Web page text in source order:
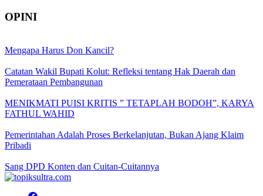
OPINI
Mengapa Harus Don Kancil?
Catatan Wakil Bupati Kolut: Refleksi tentang Hak Daerah dan
Pemerataan Pembangunan
MENIKMATI PUISI KRITIS ” TETAPLAH BODOH”, KARYA
FATHUL WAHID
Pemerintahan Adalah Proses Berkelanjutan, Bukan Ajang Klaim
Pribadi
Sang DPD Konten dan Cuitan-Cuitannya